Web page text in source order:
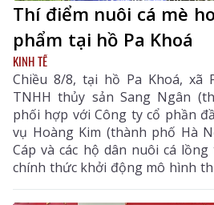
Thí điểm nuôi cá mè
phẩm tại hồ Pa Khoá
KINH TẾ
Chiều 8/8, tại hồ Pa Khoá, xã
TNHH thủy sản Sang Ngân
phối hợp với Công ty cổ phần
vụ Hoàng Kim (thành phố Hà
Cáp và các hộ dân nuôi cá
chính thức khởi động mô hình
thương phẩm.